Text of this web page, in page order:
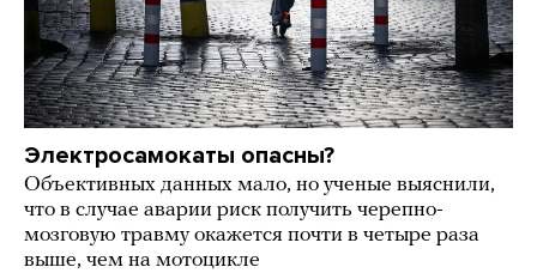
Электросамокаты опасны?
Объективных данных мало, но ученые выяснили,
что в случае аварии риск получить черепно-
мозговую травму окажется почти в четыре раза
выше, чем на мотоцикле